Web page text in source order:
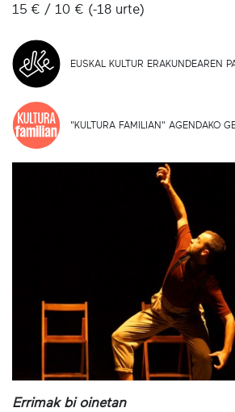
15 € / 10 € (-18 urte)
EUSKAL KULTUR ERAKUNDEAREN
"KULTURA FAMILIAN" AGENDAKO
Errimak bi oinetan